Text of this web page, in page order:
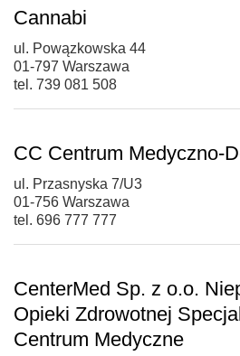
Cannabi
ul. Powązkowska 44
01-797 Warszawa
tel. 739 081 508
CC Centrum Medyczno-
ul. Przasnyska 7/U3
01-756 Warszawa
tel. 696 777 777
CenterMed Sp. z o.o.
Opieki Zdrowotnej
Centrum Medyczne